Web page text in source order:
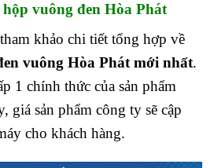
vuông đen Hòa Phát
khảo chi tiết tổng hợp về
vuông Hòa Phát mới nhất.
1 chính thức của sản phẩm
giá sản phẩm công ty sẽ cập
cho khách hàng.